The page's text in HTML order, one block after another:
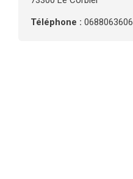
Téléphone : 0688063606